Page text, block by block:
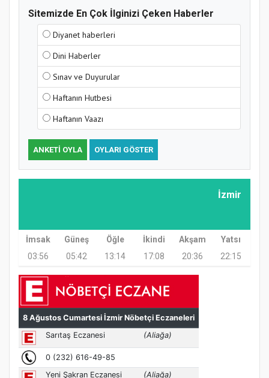
Samsun Atakum’da Yaz Kur’an Kursu
Kapanış Programı
Türkiye’de insanlar dinle bağlarını
koparıyor mu?
Sitemizde En Çok İlginizi Çeken Haberler
Diyanet haberleri
Dini Haberler
Sınav ve Duyurular
Haftanın Hutbesi
Haftanın Vaazı
ANKETI OYLA OYLARI GÖSTER
İzmir
İmsak Güneş Öğle İkindi Akşam
Yatsı
03:56
05:42 13:14 17:08 20:36 22:15